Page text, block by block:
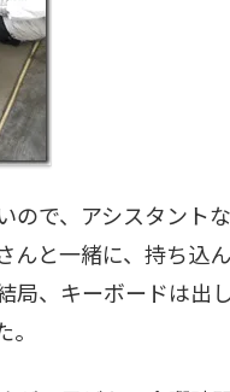
ので、アシスタント
んと一緒に、持ち込
局、キーボードは出